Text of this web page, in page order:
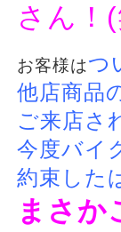
さん！
お客様はつ
他店商品
ご来店さ
今度バイ
約束した
まさか